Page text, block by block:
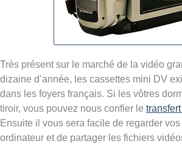
Très présent sur le marché de la vidéo
dizaine d’année, les cassettes mini DV
dans les foyers français. Si les vôtres
tiroir, vous pouvez nous confier le
Ensuite il vous sera facile de regarder
ordinateur et de partager les fichiers